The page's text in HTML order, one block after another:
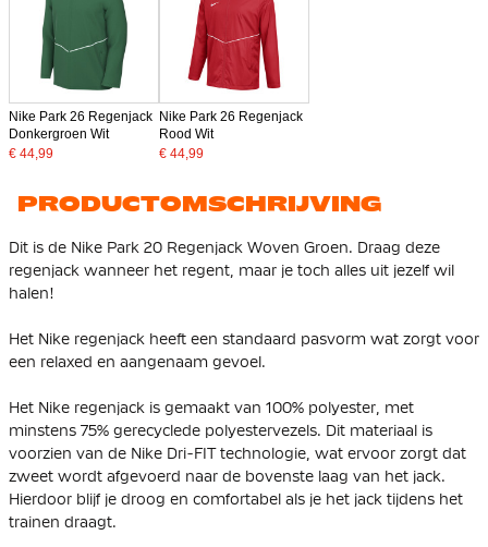
Nike Park 26 Regenjack
Donkergroen Wit
€ 44,99
Nike Park 26 Regenjack
Rood Wit
€ 44,99
PRODUCTOMSCHRIJVING
Dit is de Nike Park 20 Regenjack Woven Groen. Draag deze
regenjack wanneer het regent, maar je toch alles uit jezelf wil
halen!
Het Nike regenjack heeft een standaard pasvorm wat zorgt voor
een relaxed en aangenaam gevoel.
Het Nike regenjack is gemaakt van 100% polyester, met
minstens 75% gerecyclede polyestervezels. Dit materiaal is
voorzien van de Nike Dri-FIT technologie, wat ervoor zorgt dat
zweet wordt afgevoerd naar de bovenste laag van het jack.
Hierdoor blijf je droog en comfortabel als je het jack tijdens het
trainen draagt.